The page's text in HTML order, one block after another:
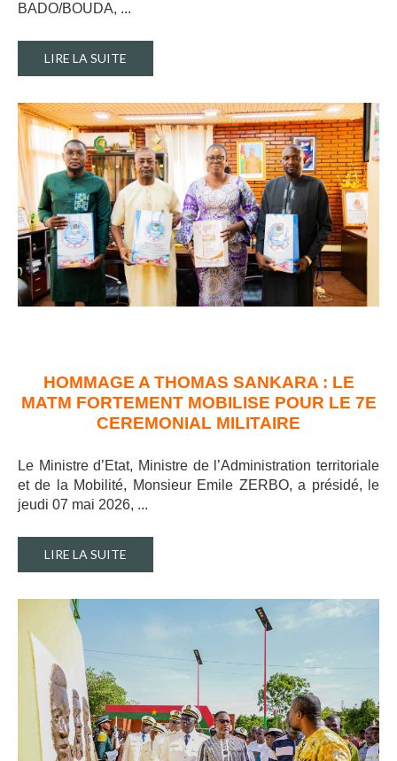
BADO/BOUDA, ...
LIRE LA SUITE
HOMMAGE A THOMAS SANKARA : LE
MATM FORTEMENT MOBILISE POUR LE 7E
CEREMONIAL MILITAIRE
Le Ministre d’Etat, Ministre de l’Administration territoriale
et de la Mobilité, Monsieur Emile ZERBO, a présidé, le
jeudi 07 mai 2026, ...
LIRE LA SUITE